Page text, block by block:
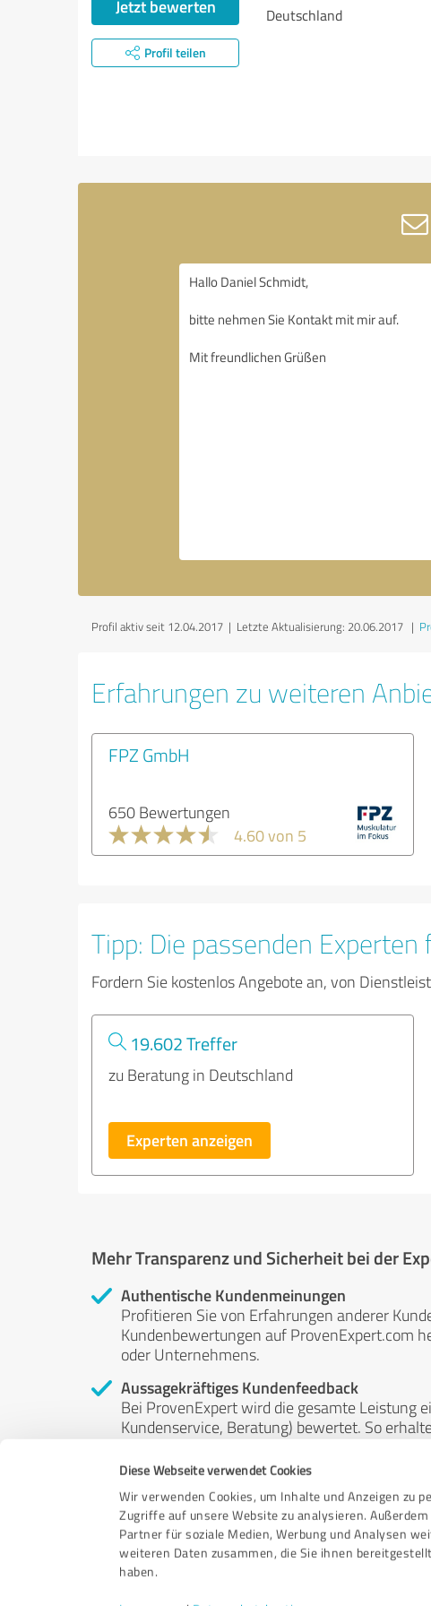
Diese Webseite verwendet Cookies
Wir verwenden Cookies, um Inhalte und Anzeigen zu
Zugriffe auf unsere Website zu analysieren.
Partner für soziale Medien, Werbung und Analysen
weiteren Daten zusammen, die Sie ihnen
haben.
Jetzt bewerten
Profil teilen
Deutschland
Profil aktiv seit 12.04.2017 | Letzte Aktualisierung: 20.06.2017 |
Erfahrungen zu weiteren
FPZ GmbH
650 Bewertungen
4.60 von 5
Tipp: Die passenden
Fordern Sie kostenlos Angebote an, von
19.602 Treffer
zu Beratung in Deutschland
Experten anzeigen
Mehr Transparenz und Sicherheit bei der
Authentische Kundenmeinungen
Profitieren Sie von Erfahrungen anderer
Kundenbewertungen auf ProvenExpert.com
oder Unternehmens.
Aussagekräftiges Kundenfeedback
Bei ProvenExpert wird die gesamte Leistung
Kundenservice, Beratung) bewertet. So
Unabhängige Bewertungen
ProvenExpert ist grundsätzlich kostenlos,
Kunden erfolgen freiwillig, können nicht
anderweitig beeinflussbar.